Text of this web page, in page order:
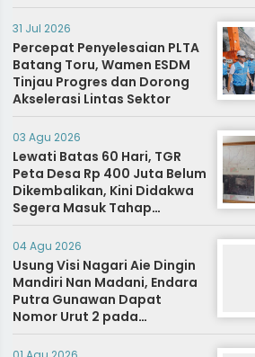
31 Jul 2026
Percepat Penyelesaian PLTA
Batang Toru, Wamen ESDM
Tinjau Progres dan Dorong
Akselerasi Lintas Sektor
03 Agu 2026
Lewati Batas 60 Hari, TGR
Peta Desa Rp 400 Juta Belum
Dikembalikan, Kini Didakwa
Segera Masuk Tahap
Penyidikan
04 Agu 2026
Usung Visi Nagari Aie Dingin
Mandiri Nan Madani, Endara
Putra Gunawan Dapat
Nomor Urut 2 pada
Penetapan Calon Wali
Nagari.